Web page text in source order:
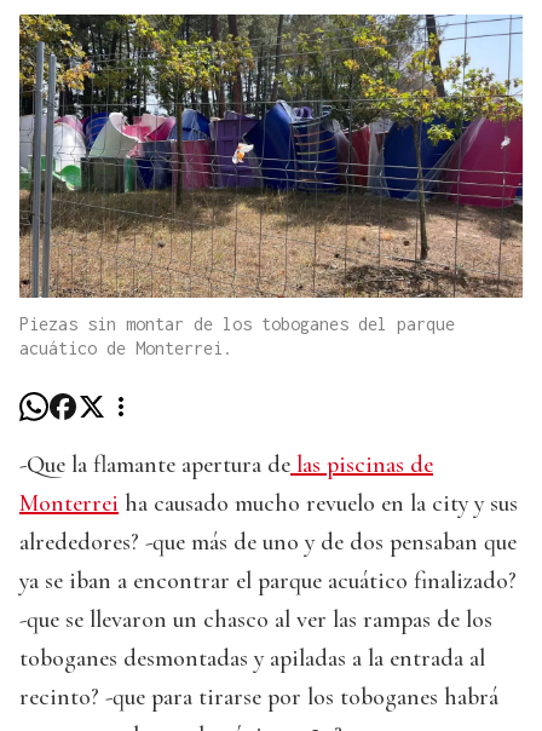
Piezas sin montar de los toboganes del parque
acuático de Monterrei.
-Que la flamante apertura de las piscinas de
Monterrei ha causado mucho revuelo en la city y sus
alrededores? -que más de uno y de dos pensaban que
ya se iban a encontrar el parque acuático finalizado?
-que se llevaron un chasco al ver las rampas de los
toboganes desmontadas y apiladas a la entrada al
recinto? -que para tirarse por los toboganes habrá